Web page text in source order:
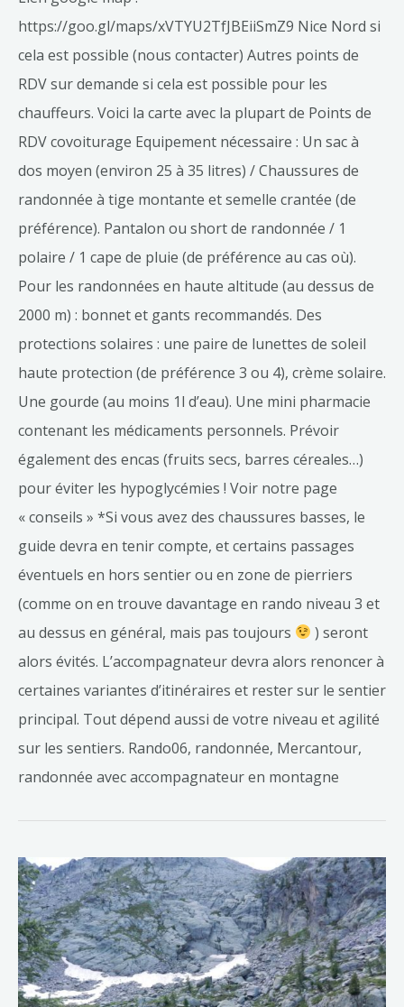
https://goo.gl/maps/xVTYU2TfJBEiiSmZ9 Nice Nord si
cela est possible (nous contacter) Autres points de
RDV sur demande si cela est possible pour les
chauffeurs. Voici la carte avec la plupart de Points de
RDV covoiturage Equipement nécessaire : Un sac à
dos moyen (environ 25 à 35 litres) / Chaussures de
randonnée à tige montante et semelle crantée (de
préférence). Pantalon ou short de randonnée / 1
polaire / 1 cape de pluie (de préférence au cas où).
Pour les randonnées en haute altitude (au dessus de
2000 m) : bonnet et gants recommandés. Des
protections solaires : une paire de lunettes de soleil
haute protection (de préférence 3 ou 4), crème solaire.
Une gourde (au moins 1l d’eau). Une mini pharmacie
contenant les médicaments personnels. Prévoir
également des encas (fruits secs, barres céreales…)
pour éviter les hypoglycémies ! Voir notre page
« conseils » *Si vous avez des chaussures basses, le
guide devra en tenir compte, et certains passages
éventuels en hors sentier ou en zone de pierriers
(comme on en trouve davantage en rando niveau 3 et
au dessus en général, mais pas toujours
) seront
alors évités. L’accompagnateur devra alors renoncer à
certaines variantes d’itinéraires et rester sur le sentier
principal. Tout dépend aussi de votre niveau et agilité
sur les sentiers. Rando06, randonnée, Mercantour,
randonnée avec accompagnateur en montagne